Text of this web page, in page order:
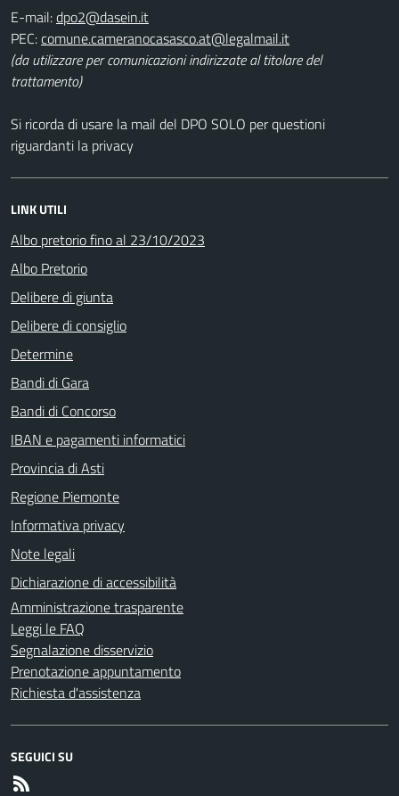
E-mail:
PEC:
(da utilizzare per comunicazioni indirizzate al titolare del
trattamento)
Si ricorda di usare la mail del DPO SOLO per questioni
riguardanti la privacy
LINK UTILI
Albo pretorio fino al 23/10/2023
Albo Pretorio
Delibere di giunta
Delibere di consiglio
Determine
Bandi di Gara
Bandi di Concorso
IBAN e pagamenti informatici
Provincia di Asti
Regione Piemonte
Informativa privacy
Note legali
Dichiarazione di accessibilità
Amministrazione trasparente
Leggi le FAQ
Segnalazione disservizio
Prenotazione appuntamento
Richiesta d'assistenza
SEGUICI SU